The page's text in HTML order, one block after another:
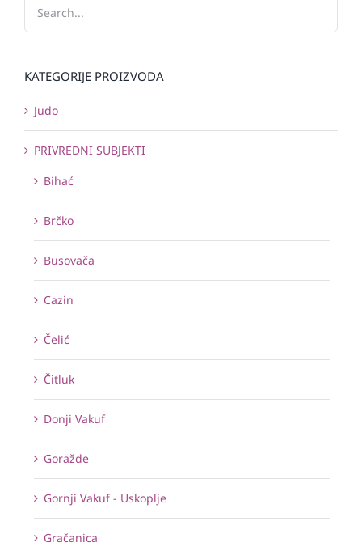
KATEGORIJE PROIZVODA
Judo
PRIVREDNI SUBJEKTI
Bihać
Brčko
Busovača
Cazin
Čelić
Čitluk
Donji Vakuf
Goražde
Gornji Vakuf - Uskoplje
Gračanica